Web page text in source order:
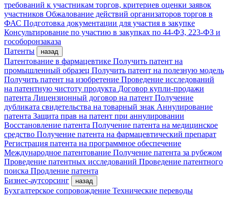
требований к участникам торгов, критериев оценки заявок
участников Обжалование действий организаторов торгов в
ФАС Подготовка документации для участия в закупке
Консультирование по участию в закупках по 44-ФЗ, 223-ФЗ и
гособоронзаказа
Патенты
назад
Патентование в фармацевтике Получить патент на
промышленный образец Получить патент на полезную модель
Получить патент на изобретение Проведение исследований
на патентную чистоту продукта Договор купли-продажи
патента Лицензионный договор на патент Получение
дубликата свидетельства на товарный знак Аннулирование
патента Защита прав на патент при аннулировании
Восстановление патента Получение патента на медицинское
средство Получение патента на фармацевтический препарат
Регистрация патента на программное обеспечение
Международное патентование Получение патента за рубежом
Проведение патентных исследований Проведение патентного
поиска Продление патента
Бизнес-аутсорсинг
назад
Бухгалтерское сопровождение Технические переводы